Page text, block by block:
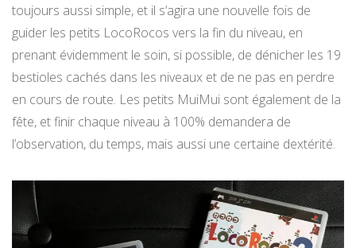
toujours aussi simple, et il s’agira une nouvelle fois de
guider les petits LocoRocos vers la fin du niveau, en
prenant évidemment le soin, si possible, de dénicher les 19
bestioles cachés dans les niveaux et de ne pas en perdre
en cours de route. Les petits MuiMui sont également de la
fête, et finir chaque niveau à 100% demandera de
l’observation, du temps, mais aussi une certaine dextérité.